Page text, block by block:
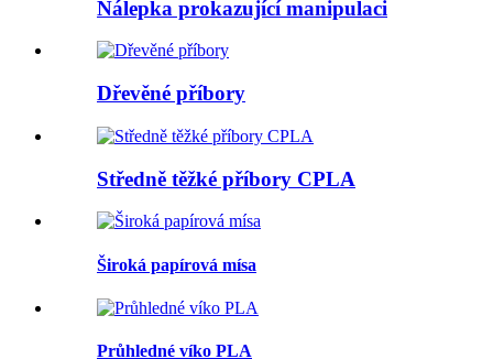
Nálepka prokazující manipulaci
Dřevěné příbory
Středně těžké příbory CPLA
Široká papírová mísa
Průhledné víko PLA